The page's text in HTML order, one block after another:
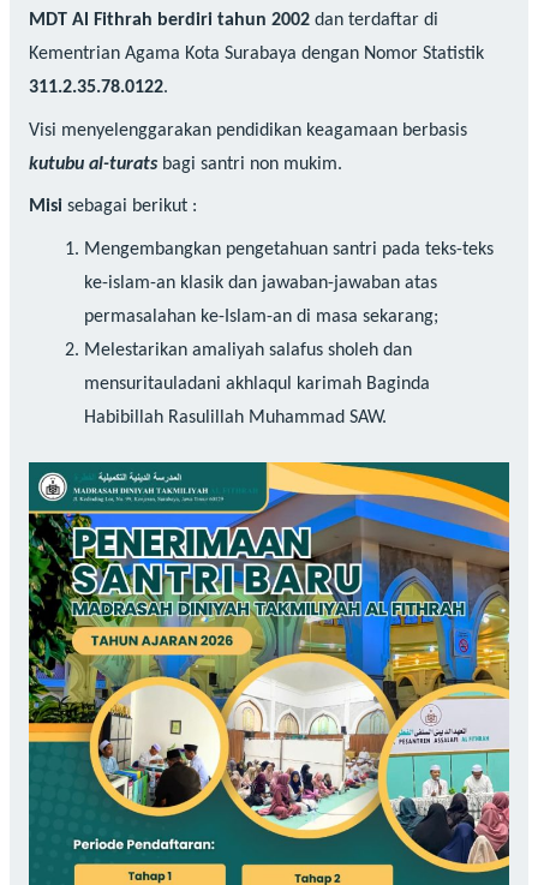
MDT Al Fithrah berdiri tahun 2002dan terdaftar di
Kementrian Agama Kota Surabaya dengan Nomor Statistik
311.2.35.78.0122.
Visi menyelenggarakan pendidikan keagamaan berbasis
kutubu al-turatsbagi santri non mukim.
Misi sebagai berikut :
Mengembangkan pengetahuan santri pada teks-teks
ke-islam-an klasik dan jawaban-jawaban atas
permasalahan ke-Islam-an di masa sekarang;
Melestarikan amaliyah salafus sholeh dan
mensuritauladani akhlaqul karimah Baginda
Habibillah Rasulillah Muhammad SAW.